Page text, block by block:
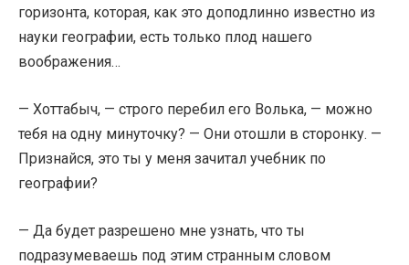
горизонта, которая, как это доподлинно известно из
науки географии, есть только плод нашего
воображения…
— Хоттабыч, — строго перебил его Волька, — можно
тебя на одну минуточку? — Они отошли в сторонку. —
Признайся, это ты у меня зачитал учебник по
географии?
— Да будет разрешено мне узнать, что ты
подразумеваешь под этим странным словом